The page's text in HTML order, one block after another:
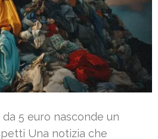
5 euro nasconde un
Una notizia che